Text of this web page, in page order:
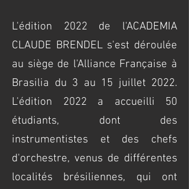
L'édition 2022 de l'ACADEMIA
CLAUDE BRENDEL s'est déroulée
au siège de l'Alliance Française à
Brasilia du 3 au 15 juillet 2022.
L'édition 2022 a accueilli 50
étudiants, dont des
instrumentistes et des chefs
d'orchestre, venus de différentes
localités brésiliennes, qui ont